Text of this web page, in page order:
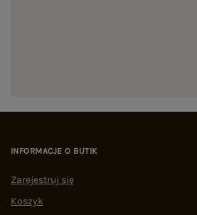
INFORMACJE O BUTIK
Zarejestruj się
Koszyk